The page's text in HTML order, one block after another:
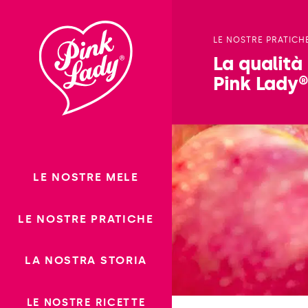
contenuto
LE NOSTRE MELE
LE NOSTRE PRATICHE
LA NOSTRA STORIA
LE NOSTRE RICETTE
LE NOSTRE
La qualità
Pink Lady®